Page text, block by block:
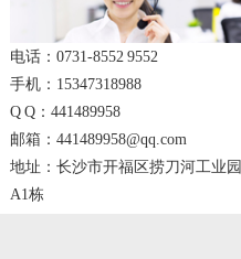
电话：0731-8552 9552
手机：15347318988
Q Q：441489958
邮箱：441489958@qq.com
地址：长沙市开福区捞刀河工业园
A1栋